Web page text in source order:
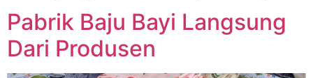
Pabrik Baju Bayi Langsung
Dari Produsen